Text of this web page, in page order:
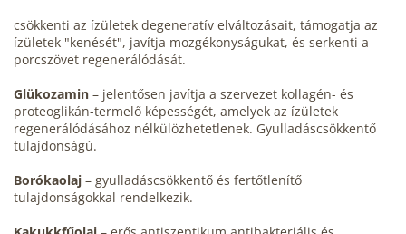
csökkenti az ízületek degeneratív elváltozásait, támogatja az
ízületek "kenését", javítja mozgékonyságukat, és serkenti a
porcszövet regenerálódását.
Glükozamin – jelentősen javítja a szervezet kollagén- és
proteoglikán-termelő képességét, amelyek az ízületek
regenerálódásához nélkülözhetetlenek. Gyulladáscsökkentő
tulajdonságú.
Borókaolaj – gyulladáscsökkentő és fertőtlenítő
tulajdonságokkal rendelkezik.